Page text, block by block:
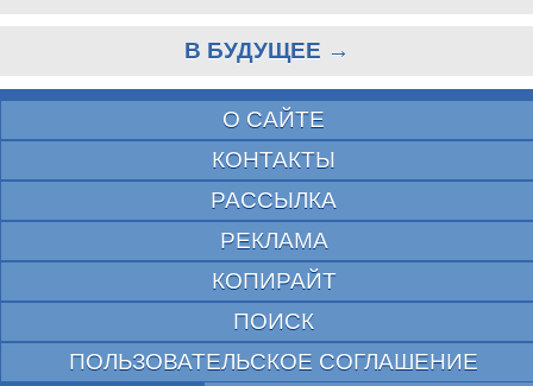
В БУДУЩЕЕ →
О САЙТЕ
КОНТАКТЫ
РАССЫЛКА
РЕКЛАМА
КОПИРАЙТ
ПОИСК
ПОЛЬЗОВАТЕЛЬСКОЕ СОГЛАШЕНИЕ